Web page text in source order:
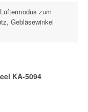
zum
Gebläsewinkel
KA-5094